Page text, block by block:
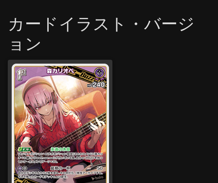
カードイラスト・バージ
ョン